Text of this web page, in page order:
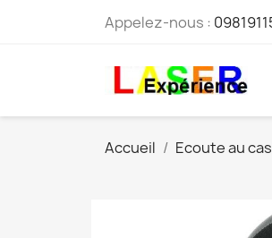
Appelez-nous :
Accueil Ecoute au